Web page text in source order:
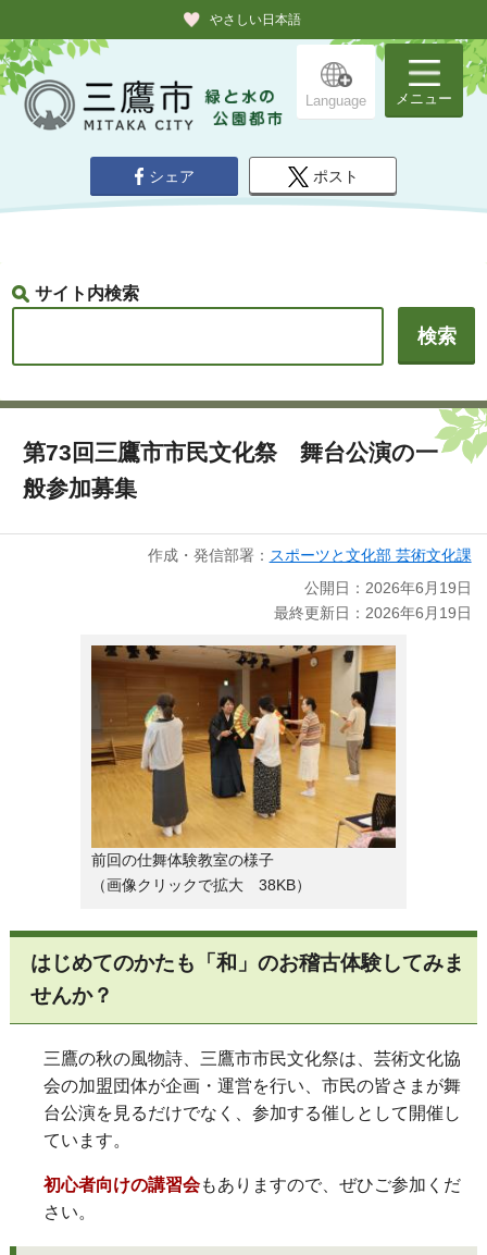
やさしい日本語
Language メニュー
シェア ポスト
サイト内検索
第73回三鷹市市民文化祭 舞台公演の一
般参加募集
作成・発信部署： スポーツと文化部 芸術文化課
公開日：2026年6月19日
最終更新日：2026年6月19日
前回の仕舞体験教室の様子
（画像クリックで拡大 38KB）
はじめてのかたも「和」のお稽古体験してみま
せんか？
三鷹の秋の風物詩、三鷹市市民文化祭は、芸術文化協
会の加盟団体が企画・運営を行い、市民の皆さまが舞
台公演を見るだけでなく、参加する催しとして開催し
ています。
初心者向けの講習会もありますので、ぜひご参加くだ
さい。